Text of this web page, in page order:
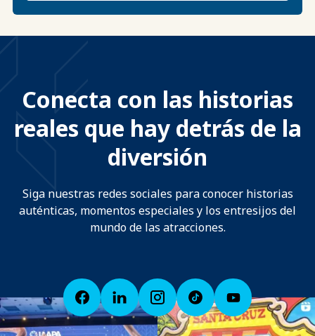
Conecta con las historias
reales que hay detrás de la
diversión
Siga nuestras redes sociales para conocer historias
auténticas, momentos especiales y los entresijos del
mundo de las atracciones.